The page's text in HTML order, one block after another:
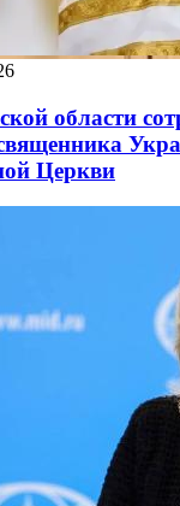
области
Церкви